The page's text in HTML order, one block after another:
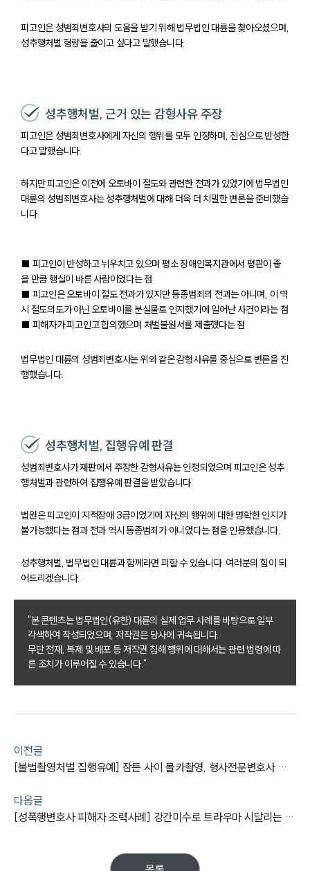
팀소개
팀소개
대륜의 강점
오시는 길
글로벌 파트너 로펌
고객의 소리
법률정보
법률지식인
피고인은 성범죄변호사의 도움을 받기 위해 법무법인 대륜을 찾아오셨으며,
성추행처벌 형량을 줄이고 싶다고 말했습니다.
성추행처벌, 근거 있는 감형사유 주장
피고인은 성범죄변호사에게 자신의 행위를 모두 인정하며, 진심으로 반성한
다고 말했습니다.
하지만 피고인은 이전에 오토바이 절도와 관련한 전과가 있었기에 법무법인
대륜의 성범죄변호사는 성추행처벌에 대해 더욱 더 치밀한 변론을 준비했습
니다.
■ 피고인이 반성하고 뉘우치고 있으며 평소 장애인복지관에서 평판이 좋
을 만큼 행실이 바른 사람이었다는 점
■ 피고인은 오토바이 절도 전과가 있지만 동종범죄의 전과는 아니며, 이 역
시 절도의도가 아닌 오토바이를 분실물로 인지했기에 일어난 사건이라는 점
■ 피해자가 피고인고 합의했으며 처벌불원서를 제출했다는 점
법무법인 대륜의 성범죄변호사는 위와 같은 감형사유를 중심으로 변론을 진
행했습니다.
성추행처벌, 집행유예 판결
성범죄변호사가 재판에서 주장한 감형사유는 인정되었으며 피고인은 성추
행처벌과 관련하여 집행유예 판결을 받았습니다.
법원은 피고인이 지적장애 3급이었기에 자신의 행위에 대한 명확한 인지가
불가능했다는 점과 전과 역시 동종범죄가 아니었다는 점을 인용했습니다.
성추행처벌, 법무법인 대륜과 함께라면 피할 수 있습니다. 여러분의 힘이 되
어드리겠습니다.
"본 콘텐츠는 법무법인(유한) 대륜의 실제 업무 사례를 바탕으로 일부
각색하여 작성되었으며, 저작권은 당사에 귀속됩니다.
무단 전재, 복제 및 배포 등 저작권 침해 행위에 대해서는 관련 법령에 따
른 조치가 이루어질 수 있습니다."
이전글
[불법촬영처벌 집행유예] 잠든 사이 몰카촬영, 형사전문변호사 집행유예 성공 !
다음글
[성폭행변호사 피해자 조력사례] 강간미수로 트라우마 시달리는 피해자 조력해 손해배상금 2500만 원 받아내